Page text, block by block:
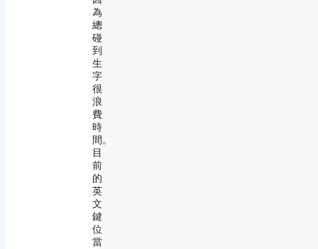
為
總
碰
到
生
字
很
浪
費
時
間。
目
前
的
英
文
鍵
位
當